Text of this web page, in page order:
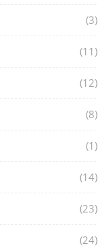
(3)
(11)
(12)
(8)
(1)
(14)
(23)
(24)